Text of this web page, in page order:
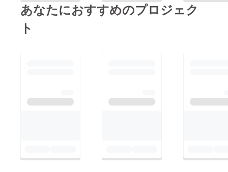
あなたにおすすめのプロジェク
ト